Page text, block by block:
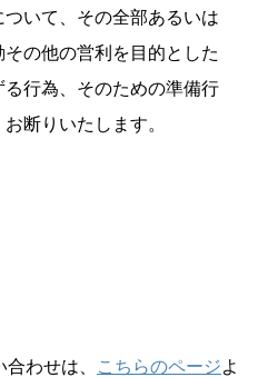
いて、その全部あるいは
の他の営利を目的とした
行為、そのための準備行
断りいたします。
わせは、 こちらのページよ